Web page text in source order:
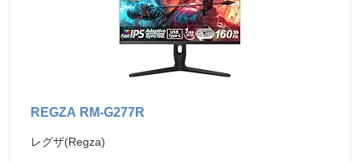
REGZA RM-G277R
レグザ(Regza)